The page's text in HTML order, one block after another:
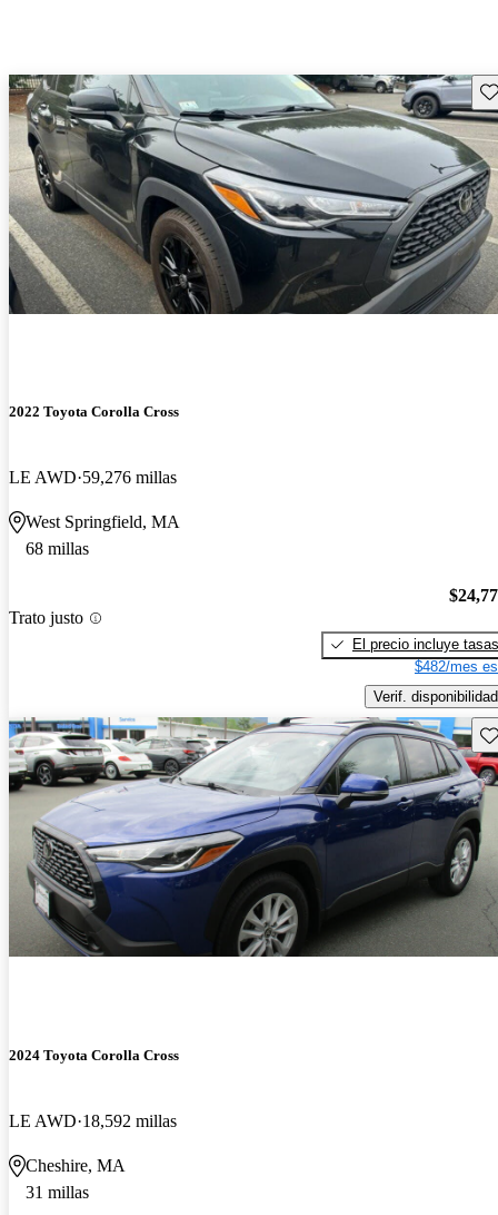
2022 Toyota Corolla Cross
LE AWD 59,276 millas
West Springfield, MA
68 millas
Trato justo
El precio incluye tasas
$482/mes
Verif. disponibilidad
2024 Toyota Corolla Cross
LE AWD 18,592 millas
Cheshire, MA
31 millas